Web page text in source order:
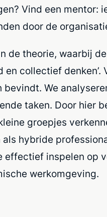
Vind een mentor:
door de
de theorie, waarbij
collectief
bevindt. We
taken. Door hier
groepjes
hybride
effectief inspelen op
werkomgeving.